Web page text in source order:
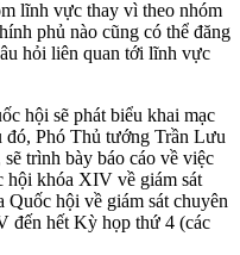
lĩnh vực thay vì theo nhóm
phủ nào cũng có thể đăng
hỏi liên quan tới lĩnh vực
hội sẽ phát biểu khai mạc
đó, Phó Thủ tướng Trần Lưu
trình bày báo cáo về việc
hội khóa XIV về giám sát
Quốc hội về giám sát chuyên
đến hết Kỳ họp thứ 4 (các